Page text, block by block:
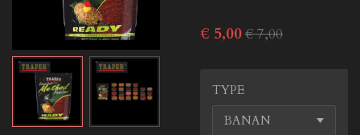
€ 5,00€ 7,00
TYPE